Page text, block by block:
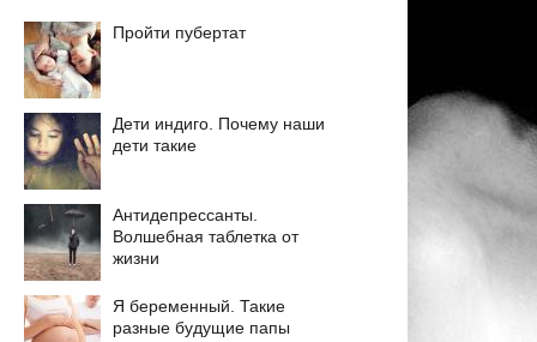
Пройти пубертат
Дети индиго. Почему наши
дети такие
Антидепрессанты.
Волшебная таблетка от
жизни
Я беременный. Такие
разные будущие папы